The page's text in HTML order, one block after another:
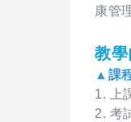
康管
教
▲課
1. 上
2. 考